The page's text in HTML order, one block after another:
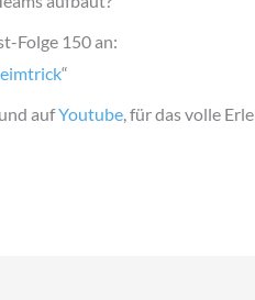
Folge 150 an:
“
aufYoutube, für das volle